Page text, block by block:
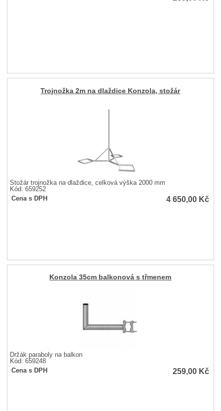
Trojnožka 2m na dlaždice Konzola, stožár
Stožár trojnožka na dlaždice, celková výška 2000 mm
Kód: 659252
Cena s DPH
4 650,00 Kč
Konzola 35cm balkonová s třmenem
Držák paraboly na balkon
Kód: 659248
Cena s DPH
259,00 Kč